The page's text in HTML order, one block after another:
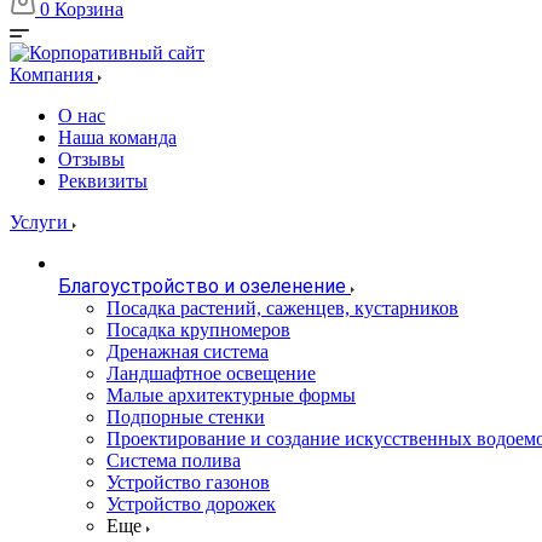
0 Корзина
Компания
О нас
Наша команда
Отзывы
Реквизиты
Услуги
Благоустройство и озеленение
Посадка растений, саженцев, кустарников
Посадка крупномеров
Дренажная система
Ландшафтное освещение
Малые архитектурные формы
Подпорные стенки
Проектирование и создание искусственных
Система полива
Устройство газонов
Устройство дорожек
Еще